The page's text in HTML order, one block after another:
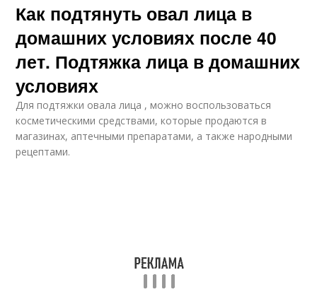
Как подтянуть овал лица в
домашних условиях после 40
лет. Подтяжка лица в домашних
условиях
Для подтяжки овала лица , можно воспользоваться
косметическими средствами, которые продаются в
магазинах, аптечными препаратами, а также народными
рецептами.